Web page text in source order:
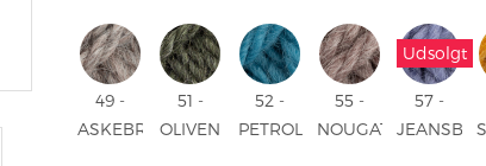
49 -
ASKEBRUN
51 -
OLIVEN
52 -
PETROL
55 -
NOUGAT
Udsolgt
57 -
JEANSBLÅ